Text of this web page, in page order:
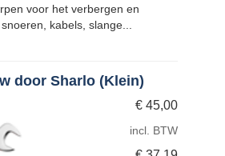
voor het verbergen en
kabels, slange...
door Sharlo (Klein)
€ 45,00
incl. BTW